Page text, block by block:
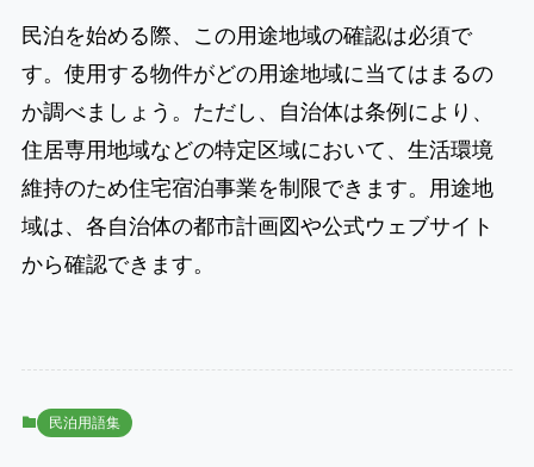
民泊を始める際、この用途地域の確認は必須で
す。使用する物件がどの用途地域に当てはまるの
か調べましょう。ただし、自治体は条例により、
住居専用地域などの特定区域において、生活環境
維持のため住宅宿泊事業を制限できます。用途地
域は、各自治体の都市計画図や公式ウェブサイト
から確認できます。
民泊用語集